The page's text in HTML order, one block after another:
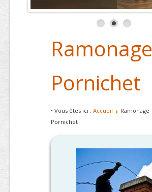
Ramonage
Pornichet
• Vous êtes ici : Accueil
Ramonage
Pornichet